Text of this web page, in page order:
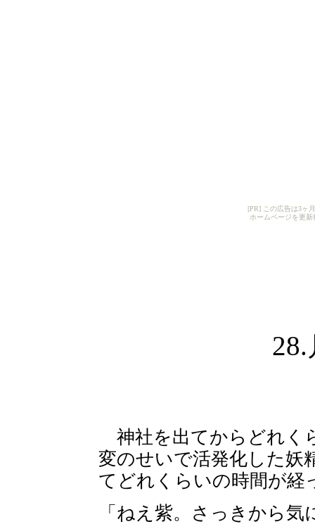
[PR] この広告は3ヶ
ホームページを更
神社を出てからどれく
変のせいで活発化した妖
てどれくらいの時間が
「ねえ紫。さっきから